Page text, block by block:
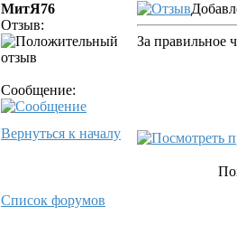
МитЯ76
Отзыв:
Сообщение:
За правильное
Вернуться к началу
Список форумов